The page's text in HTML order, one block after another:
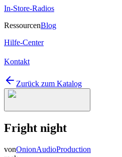
In-Store-Radios
RessourcenBlog
Hilfe-Center
Kontakt
Zurück zum Katalog
Fright night
vonOnionAudioProduction